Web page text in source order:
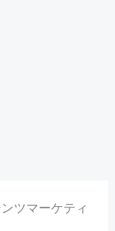
ツマーケティ